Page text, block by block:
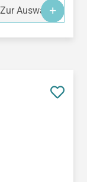
Zur Auswahl